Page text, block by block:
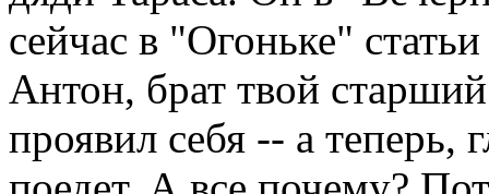
сейчас в "Огоньке"
Антон, брат твой
проявил себя -- а теперь,